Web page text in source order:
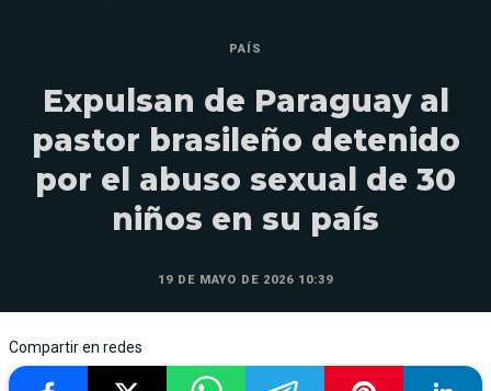
PAÍS
Expulsan de Paraguay al
pastor brasileño detenido
por el abuso sexual de 30
niños en su país
19 DE MAYO DE 2026 10:39
Compartir en redes